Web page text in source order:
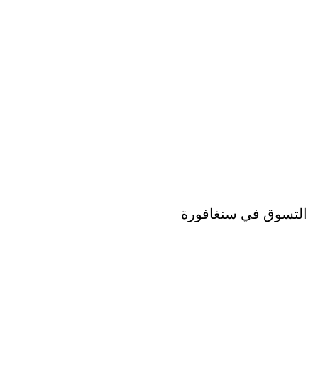
التسوق في سنغافورة